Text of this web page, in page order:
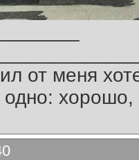
от меня
одно: